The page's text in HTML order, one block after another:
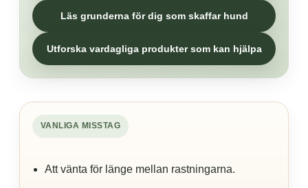
Läs grunderna för dig som skaffar hund
Utforska vardagliga produkter som kan hjälpa
VANLIGA MISSTAG
Att vänta för länge mellan rastningarna.